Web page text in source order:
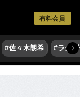
有料会員
#佐々木朗希 #ラグ〉